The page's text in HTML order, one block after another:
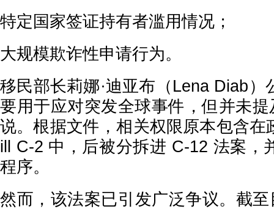
特定国家签证持有者滥用情况；
大规模欺诈性申请行为。
移民部长莉娜·迪亚布（Lena Diab）
要用于应对突发全球事件，但并未提
说。根据文件，相关权限原本包含在
ill C-2 中，后被分拆进 C-12 法案，
程序。
然而，该法案已引发广泛争议。截